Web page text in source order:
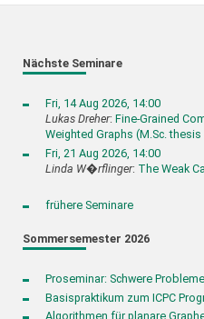
Nächste Seminare
Fri, 14 Aug 2026, 14:00
Lukas Dreher: Fine-Grained
Weighted Graphs (M.Sc.
Fri, 21 Aug 2026, 14:00
Linda W�rflinger: The Weak
frühere Seminare
Sommersemester 2026
Proseminar: Schwere
Basispraktikum zum ICPC
Algorithmen für planare